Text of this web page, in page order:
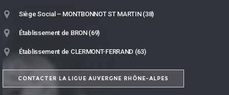
Siège Social – MONTBONNOT ST MARTIN (38)
Établissement de BRON (69)
Établissement de CLERMONT-FERRAND (63)
CONTACTER LA LIGUE AUVERGNE RHÔNE-ALPES